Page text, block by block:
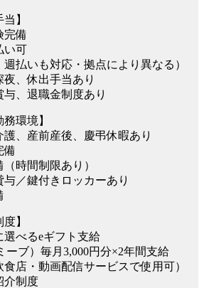
】
完備
い可
週払いも対応・拠点により異なる）
夜、休出手当あり
与、退職金制度あり
務環境】
護、産前産後、慶弔休暇あり
備
（時間制限あり）
与／鍵付きロッカーあり
】
選べるeギフト支給
ーブ）毎月3,000円分×2年間支給
食店・動画配信サービスで使用可）
介制度